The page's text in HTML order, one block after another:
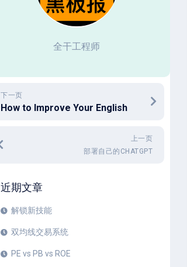
全干工程师
下一页
How to Improve Your English
上一页
部署自己的CHATGPT
近期文章
解锁新技能
双均线交易系统
PE vs PB vs ROE